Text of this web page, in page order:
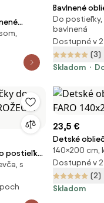
-
x 120 a
Bavlnené
JEDNOROŽEC
Do
bavlnená
Dostupné v
(3)
Skladom
postieľky
biele
s
23,5 €
Detské
140×200 cm,
Dostupné v
(2)
Skladom